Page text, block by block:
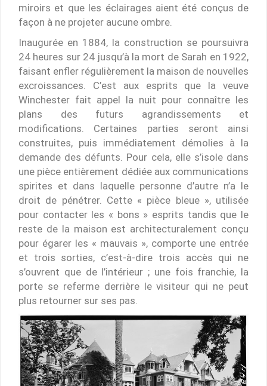
miroirs et que les éclairages aient été conçus de
façon à ne projeter aucune ombre.
Inaugurée en 1884, la construction se poursuivra
24 heures sur 24 jusqu’à la mort de Sarah en 1922,
faisant enfler régulièrement la maison de nouvelles
excroissances. C’est aux esprits que la veuve
Winchester fait appel la nuit pour connaître les
plans des futurs agrandissements et
modifications. Certaines parties seront ainsi
construites, puis immédiatement démolies à la
demande des défunts. Pour cela, elle s’isole dans
une pièce entièrement dédiée aux communications
spirites et dans laquelle personne d’autre n’a le
droit de pénétrer. Cette « pièce bleue », utilisée
pour contacter les « bons » esprits tandis que le
reste de la maison est architecturalement conçu
pour égarer les « mauvais », comporte une entrée
et trois sorties, c’est-à-dire trois accès qui ne
s’ouvrent que de l’intérieur ; une fois franchie, la
porte se referme derrière le visiteur qui ne peut
plus retourner sur ses pas.